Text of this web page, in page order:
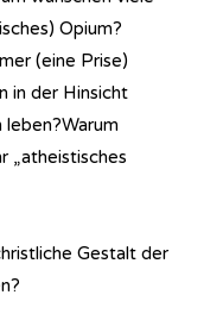
Opium?
(eine Prise)
in der Hinsicht
„atheistisches
Gestalt der